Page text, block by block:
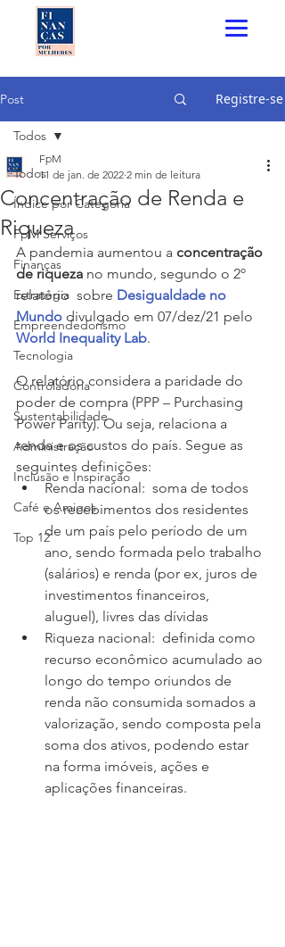
Post Registre-se
Todos
Índice por Categoria
FpM Serviços
Finanças
Estratégia
Empreendedorismo
Tecnologia
Controladoria
Sustentabilidade
Administração
Inclusão e Inspiração
Café e Amigos
Top 12
Todos
Concentração de Renda e
Riqueza
FpM
11 de jan. de 2022 2 min de leitura
A pandemia aumentou a concentração
de riqueza no mundo, segundo o 2º
relatório  sobre Desigualdade no
Mundo divulgado em 07/dez/21 pelo
World Inequality Lab.
O relatório considera a paridade do
poder de compra (PPP – Purchasing
Power Parity). Ou seja, relaciona a
renda e os custos do país. Segue as
seguintes definições:
Renda nacional:  soma de todos
os recebimentos dos residentes
de um país pelo período de um
ano, sendo formada pelo trabalho
(salários) e renda (por ex, juros de
investimentos financeiros,
aluguel), livres das dívidas
Riqueza nacional:  definida como
recurso econômico acumulado ao
longo do tempo oriundos de
renda não consumida somados a
valorização, sendo composta pela
soma dos ativos, podendo estar
na forma imóveis, ações e
aplicações financeiras.